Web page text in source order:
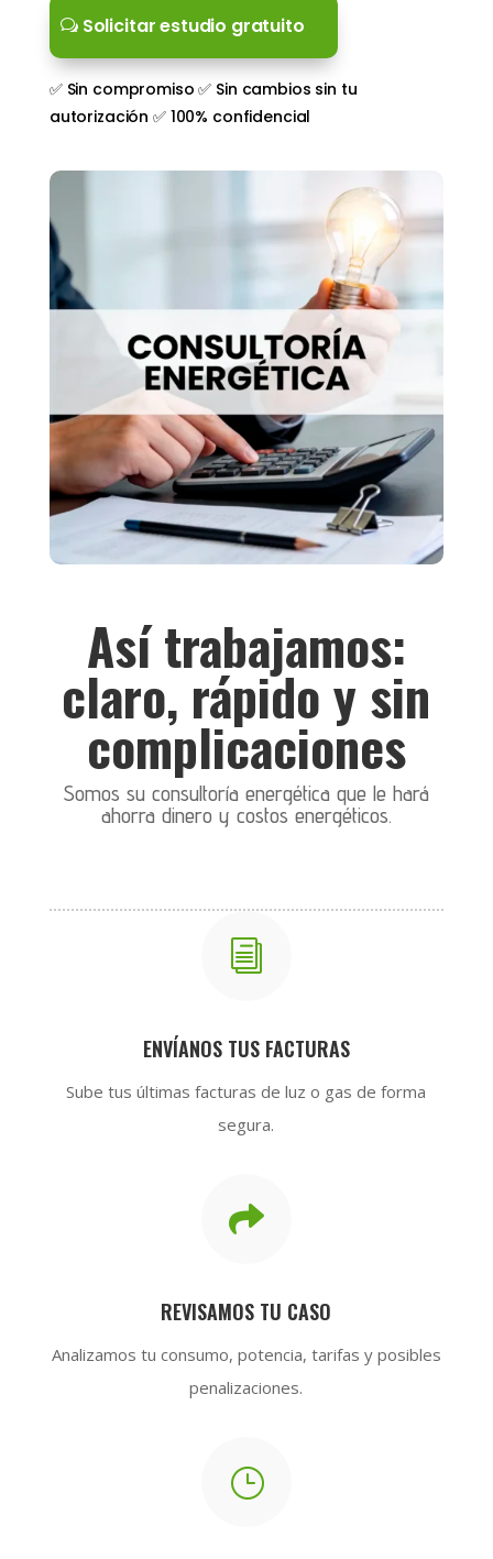
Solicitar estudio gratuito
✅ Sin compromiso ✅ Sin cambios sin tu
autorización ✅ 100% confidencial
Así trabajamos:
claro, rápido y sin
complicaciones
Somos su consultoría energética que le hará
ahorra dinero y costos energéticos.
i
ENVÍANOS TUS FACTURAS
Sube tus últimas facturas de luz o gas de forma
segura.

REVISAMOS TU CASO
Analizamos tu consumo, potencia, tarifas y posibles
penalizaciones.
}